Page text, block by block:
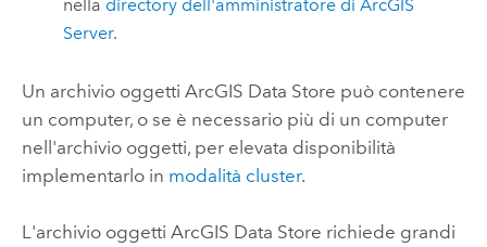
nella directory dell'amministratore diArcGIS
Server.
Un archivio oggetti ArcGIS Data Store può contenere
un computer, o se è necessario più di un computer
nell'archivio oggetti, per elevata disponibilità
implementarlo in modalità cluster.
L'archivio oggetti ArcGIS Data Store richiede grandi